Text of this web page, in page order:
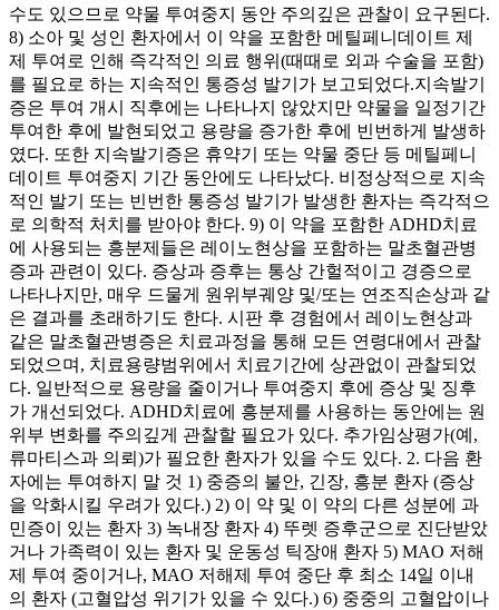
수도 있으므로 약물 투여중지 동안 주의깊은 관찰이 요구된다.
8) 소아 및 성인 환자에서 이 약을 포함한 메틸페니데이트 제
제 투여로 인해 즉각적인 의료 행위(때때로 외과 수술을 포함)
를 필요로 하는 지속적인 통증성 발기가 보고되었다.지속발기
증은 투여 개시 직후에는 나타나지 않았지만 약물을 일정기간
투여한 후에 발현되었고 용량을 증가한 후에 빈번하게 발생하
였다. 또한 지속발기증은 휴약기 또는 약물 중단 등 메틸페니
데이트 투여중지 기간 동안에도 나타났다. 비정상적으로 지속
적인 발기 또는 빈번한 통증성 발기가 발생한 환자는 즉각적으
로 의학적 처치를 받아야 한다. 9) 이 약을 포함한 ADHD치료
에 사용되는 흥분제들은 레이노현상을 포함하는 말초혈관병
증과 관련이 있다. 증상과 증후는 통상 간헐적이고 경증으로
나타나지만, 매우 드물게 원위부궤양 및/또는 연조직손상과 같
은 결과를 초래하기도 한다. 시판 후 경험에서 레이노현상과
같은 말초혈관병증은 치료과정을 통해 모든 연령대에서 관찰
되었으며, 치료용량범위에서 치료기간에 상관없이 관찰되었
다. 일반적으로 용량을 줄이거나 투여중지 후에 증상 및 징후
가 개선되었다. ADHD치료에 흥분제를 사용하는 동안에는 원
위부 변화를 주의깊게 관찰할 필요가 있다. 추가임상평가(예,
류마티스과 의뢰)가 필요한 환자가 있을 수도 있다. 2. 다음 환
자에는 투여하지 말 것 1) 중증의 불안, 긴장, 흥분 환자 (증상
을 악화시킬 우려가 있다.) 2) 이 약 및 이 약의 다른 성분에 과
민증이 있는 환자 3) 녹내장 환자 4) 뚜렛 증후군으로 진단받았
거나 가족력이 있는 환자 및 운동성 틱장애 환자 5) MAO 저해
제 투여 중이거나, MAO 저해제 투여 중단 후 최소 14일 이내
의 환자 (고혈압성 위기가 있을 수 있다.) 6) 중중의 고혈압이나